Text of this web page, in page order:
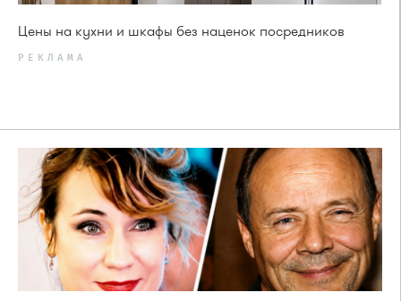
Цены на кухни и шкафы без наценок посредников
РЕКЛАМА